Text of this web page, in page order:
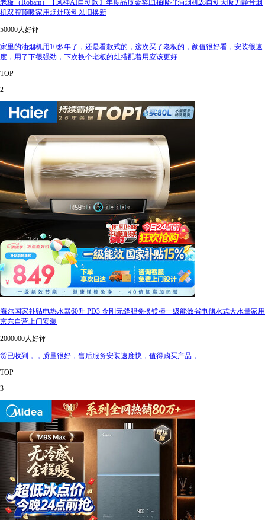
老板（Robam）【风神AI自动款】年度品质金奖E1抽吸排油烟机28自动大吸力静音烟
机双腔顶吸家用烟灶联动以旧换新
50000人好评
家里的油烟机用10多年了，还是看款式的，这次买了老板的，颜值很好看，安装很速
度，用了下很强劲，下次换个老板的灶搭配着用应该更好
TOP
2
海尔国家补贴电热水器60升 PD3 金刚无缝胆免换镁棒一级能效省电储水式大水量家用
京东自营上门安装
2000000人好评
货已收到，，质量很好，售后服务安装速度快，值得购买产品，
TOP
3